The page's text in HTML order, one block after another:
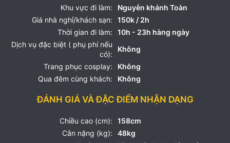
Khu vực đi làm:
Nguyễn khánh Toàn
Giá nhà nghỉ/khách sạn:
150k / 2h
Thời gian đi làm:
10h - 23h hàng ngày
Dịch vụ đặc biệt ( phụ phí nếu
có):
Không
Trang phục cosplay:
Không
Qua đêm cùng khách:
Không
ĐÁNH GIÁ VÀ ĐẶC ĐIỂM NHẬN DẠNG
Chiều cao (cm):
158cm
Cân nặng (kg):
48kg